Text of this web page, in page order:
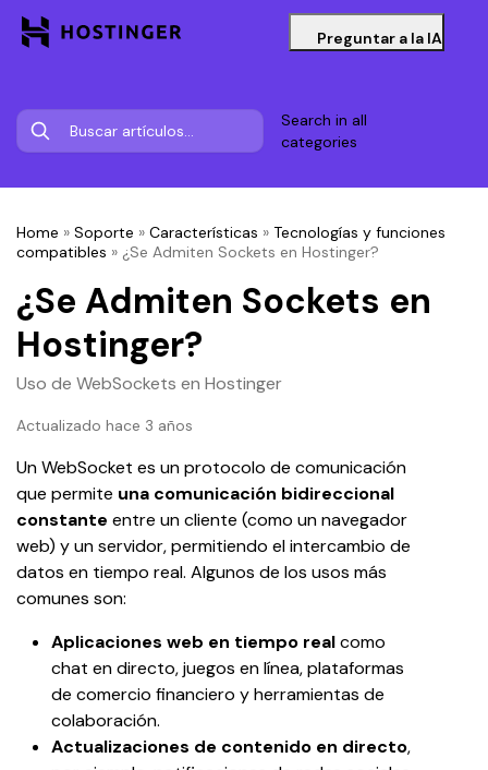
Preguntar a la IA
Search in all
categories
Home » Soporte » Características » Tecnologías y funciones
compatibles » ¿Se Admiten Sockets en Hostinger?
¿Se Admiten Sockets en
Hostinger?
Uso de WebSockets en Hostinger
Actualizado hace 3 años
Un WebSocket es un protocolo de comunicación
que permite una comunicación bidireccional
constante entre un cliente (como un navegador
web) y un servidor, permitiendo el intercambio de
datos en tiempo real. Algunos de los usos más
comunes son:
Aplicaciones web en tiempo real como
chat en directo, juegos en línea, plataformas
de comercio financiero y herramientas de
colaboración.
Actualizaciones de contenido en directo,